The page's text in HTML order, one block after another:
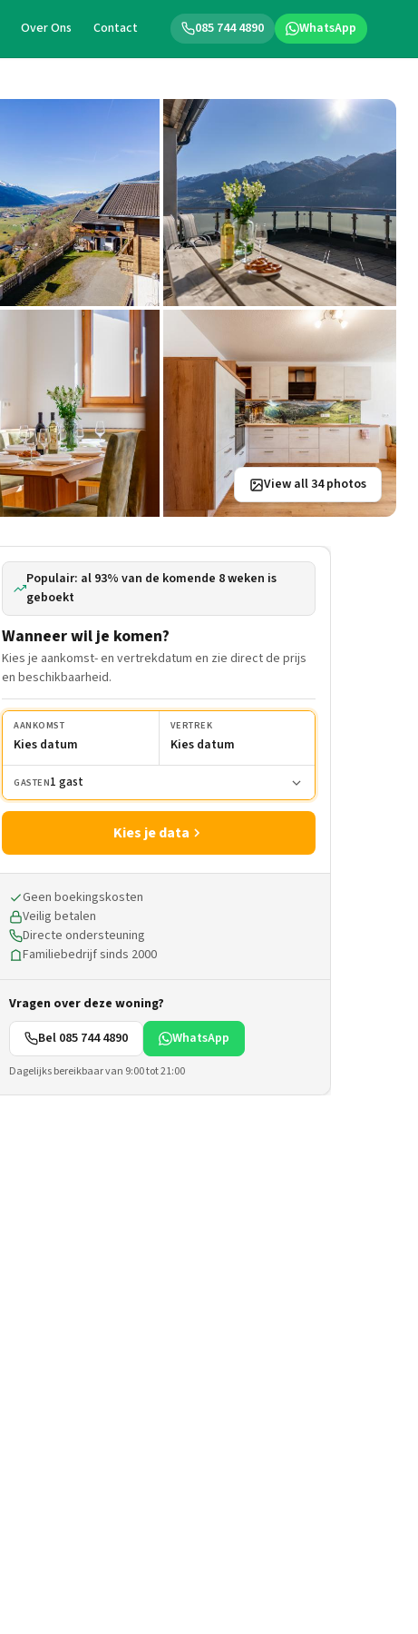
085 744 4890 WhatsApp
Over Ons Contact
View all 34 photos
Populair: al 93% van de komende 8 weken is
geboekt
Wanneer wil je komen?
Kies je aankomst- en vertrekdatum en zie direct de prijs
en beschikbaarheid.
AANKOMST
Kies datum
VERTREK
Kies datum
GASTEN1 gast
Kies je data
Geen boekingskosten
Veilig betalen
Directe ondersteuning
Familiebedrijf sinds 2000
Vragen over deze woning?
Bel 085 744 4890
WhatsApp
Dagelijks bereikbaar van 9:00 tot 21:00